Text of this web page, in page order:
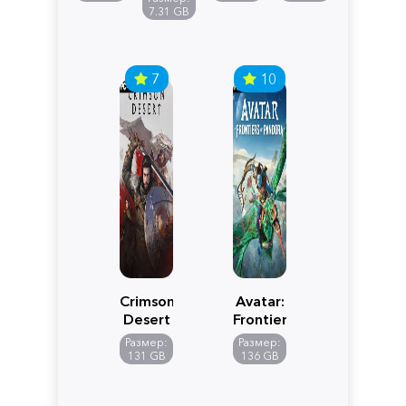
Edition
7.31 GB
7
Crimson
Desert
Размер:
131 GB
10
Avatar:
Frontiers
of
Pandora
Размер:
136 GB